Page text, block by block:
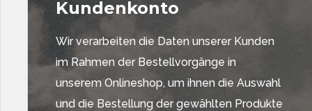
Kundenkonto
Wir verarbeiten die Daten unserer Kunden
im Rahmen der Bestellvorgänge in
unserem Onlineshop, um ihnen die Auswahl
und die Bestellung der gewählten Produkte